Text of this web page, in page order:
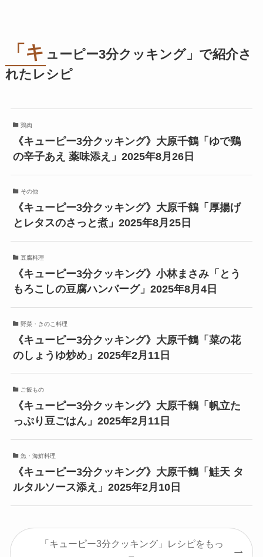
「キ ューピー3分クッキング」で紹介さ
れたレシピ
鶏肉
《キューピー3分クッキング》大原千鶴「ゆで鶏
の辛子あえ 薬味添え」2025年8月26日
その他
《キューピー3分クッキング》大原千鶴「厚揚げ
とレタスのさっと煮」2025年8月25日
豆腐料理
《キューピー3分クッキング》小林まさみ「とう
もろこしの豆腐ハンバーグ」2025年8月4日
野菜・きのこ料理
《キューピー3分クッキング》大原千鶴「菜の花
のしょうゆ炒め」2025年2月11日
ご飯もの
《キューピー3分クッキング》大原千鶴「帆立た
っぷり豆ごはん」2025年2月11日
魚・海鮮料理
《キューピー3分クッキング》大原千鶴「鮭天 タ
ルタルソース添え」2025年2月10日
「キューピー3分クッキング」レシピをもっ